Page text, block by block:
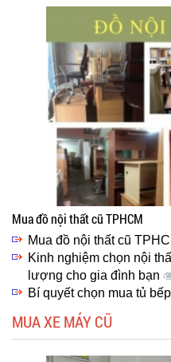
Mua đồ nội thất cũ TPHCM
Mua đồ nội thất cũ
Kinh nghiệm chọn nội
lượng cho gia đình bạn
Bí quyết chọn mua tủ
MUA XE MÁY CŨ